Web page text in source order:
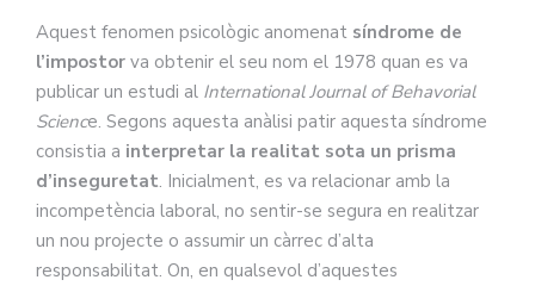
Aquest fenomen psicològic anomenat síndrome de
l’impostor va obtenir el seu nom el 1978 quan es va
publicar un estudi al International Journal of Behavorial
Science. Segons aquesta anàlisi patir aquesta síndrome
consistia a interpretar la realitat sota un prisma
d’inseguretat. Inicialment, es va relacionar amb la
incompetència laboral, no sentir-se segura en realitzar
un nou projecte o assumir un càrrec d’alta
responsabilitat. On, en qualsevol d’aquestes